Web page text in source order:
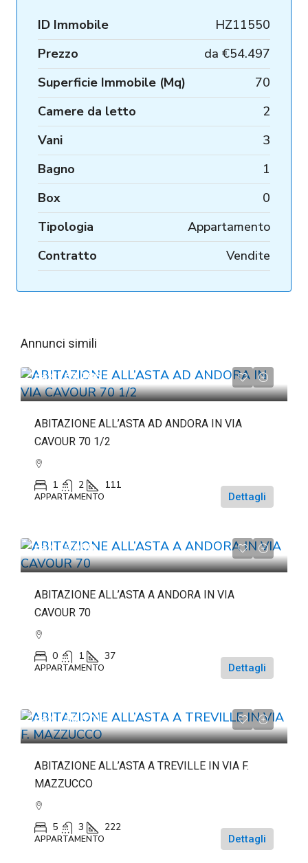
ID Immobile
HZ11550
Prezzo
da €54.497
Superficie Immobile (Mq)
70
Camere da letto
2
Vani
3
Bagno
1
Box
0
Tipologia
Appartamento
Contratto
Vendite
Annunci simili
da€263.286
ABITAZIONE ALL’ASTA AD ANDORA IN VIA
CAVOUR 70 1/2
1 2 111
APPARTAMENTO Dettagli
da€69.060
ABITAZIONE ALL’ASTA A ANDORA IN VIA
CAVOUR 70
0 1 37
APPARTAMENTO Dettagli
da€116.671
ABITAZIONE ALL’ASTA A TREVILLE IN VIA F.
MAZZUCCO
5 3 222
APPARTAMENTO Dettagli